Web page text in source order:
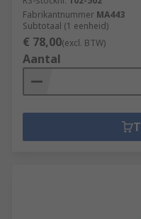
Fabrikantnummer MA443
Subtotaal (1 eenheid)
€ 78,00(excl. BTW)
Aantal